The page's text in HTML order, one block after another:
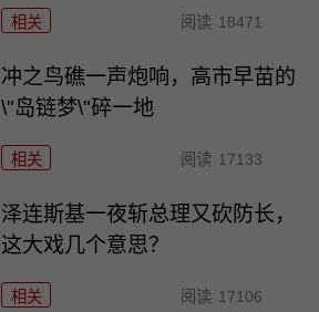
相关 阅读 18471
冲之鸟礁一声炮响，高市早苗的
\"岛链梦\"碎一地
相关 阅读 17133
泽连斯基一夜斩总理又砍防长，
这大戏几个意思？
相关 阅读 17106